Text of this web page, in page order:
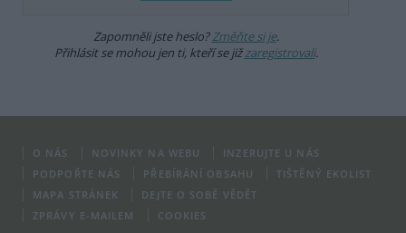
Zapomněli jste heslo?Změňte si je.
Přihlásit se mohou jen ti, kteří se jižzaregistrovali.
O NÁS NOVINKY NA WEBU
INZERUJTE U NÁS
PODPOŘTE NÁS
PŘEBÍRÁNÍ OBSAHU
TIŠTĚNÝ EKOLIST
MAPA STRÁNEK
DEJTE O SOBĚ VĚDĚT
ZPRÁVY E-MAILEM
COOKIES